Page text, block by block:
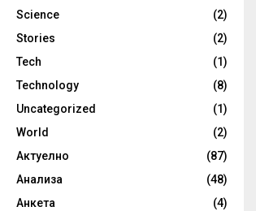
Science
(2)
Stories
(2)
Tech
(1)
Technology
(8)
Uncategorized
(1)
World
(2)
Актуелно
(87)
Анализа
(48)
Анкета
(4)